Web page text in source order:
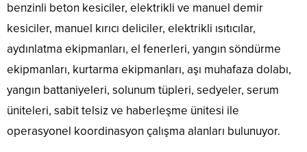
benzinli beton kesiciler, elektrikli ve manuel demir
kesiciler, manuel kırıcı deliciler, elektrikli ısıtıcılar,
aydınlatma ekipmanları, el fenerleri, yangın söndürme
ekipmanları, kurtarma ekipmanları, aşı muhafaza dolabı,
yangın battaniyeleri, solunum tüpleri, sedyeler, serum
üniteleri, sabit telsiz ve haberleşme ünitesi ile
operasyonel koordinasyon çalışma alanları bulunuyor.